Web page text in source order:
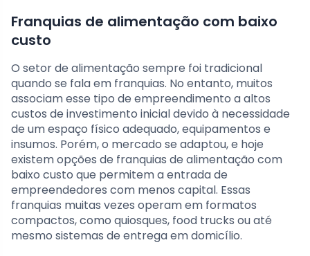
Franquias de alimentação com baixo
custo
O setor de alimentação sempre foi tradicional
quando se fala em franquias. No entanto, muitos
associam esse tipo de empreendimento a altos
custos de investimento inicial devido à necessidade
de um espaço físico adequado, equipamentos e
insumos. Porém, o mercado se adaptou, e hoje
existem opções de franquias de alimentação com
baixo custo que permitem a entrada de
empreendedores com menos capital. Essas
franquias muitas vezes operam em formatos
compactos, como quiosques, food trucks ou até
mesmo sistemas de entrega em domicílio.